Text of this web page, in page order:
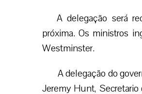
A delegação será
próxima. Os ministros
Westminster.
A delegação do
Jeremy Hunt, Secretario